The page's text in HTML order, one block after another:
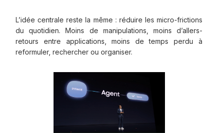
L’idée centrale reste la même : réduire les micro-frictions
du quotidien. Moins de manipulations, moins d’allers-
retours entre applications, moins de temps perdu à
reformuler, rechercher ou organiser.